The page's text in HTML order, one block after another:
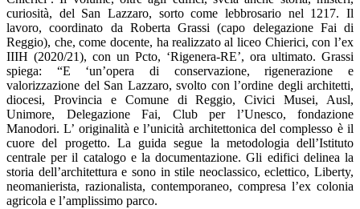
curiosità, del San Lazzaro, sorto come lebbrosario nel 1217. Il
lavoro, coordinato da Roberta Grassi (capo delegazione Fai di
Reggio), che, come docente, ha realizzato al liceo Chierici, con l’ex
IIIH (2020/21), con un Pcto, ‘Rigenera-RE’, ora ultimato. Grassi
spiega: “E ‘un’opera di conservazione, rigenerazione e
valorizzazione del San Lazzaro, svolto con l’ordine degli architetti,
diocesi, Provincia e Comune di Reggio, Civici Musei, Ausl,
Unimore, Delegazione Fai, Club per l’Unesco, fondazione
Manodori. L’ originalità e l’unicità architettonica del complesso è il
cuore del progetto. La guida segue la metodologia dell’Istituto
centrale per il catalogo e la documentazione. Gli edifici delinea la
storia dell’architettura e sono in stile neoclassico, eclettico, Liberty,
neomanierista, razionalista, contemporaneo, compresa l’ex colonia
agricola e l’amplissimo parco.